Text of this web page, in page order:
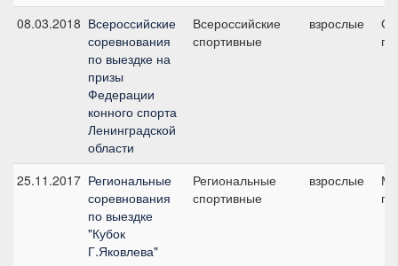
08.03.2018 Всероссийские
соревнования
по выездке на
призы
Федерации
конного спорта
Ленинградской
области
Всероссийские
спортивные
взрослые
25.11.2017 Региональные
соревнования
по выездке
"Кубок
Г.Яковлева"
Региональные
спортивные
взрослые